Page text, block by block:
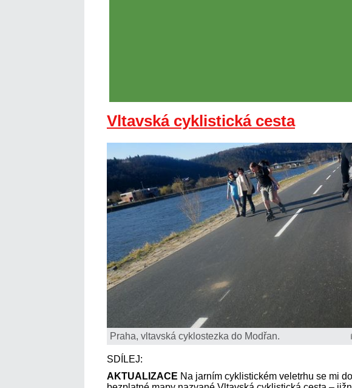
Vltavská cyklistická cesta
Praha, vltavská cyklostezka do Modřan.
SDÍLEJ:
AKTUALIZACE Na jarním cyklistickém veletrhu se mi